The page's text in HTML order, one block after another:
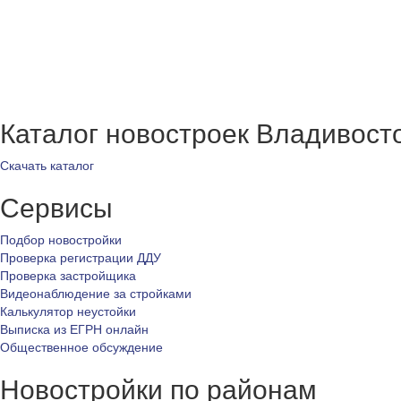
Каталог новостроек
Скачать каталог
Сервисы
Подбор новостройки
Проверка регистрации ДДУ
Проверка застройщика
Видеонаблюдение за стройками
Калькулятор неустойки
Выписка из ЕГРН онлайн
Общественное обсуждение
Новостройки по районам